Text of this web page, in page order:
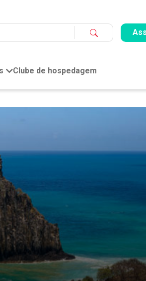
Clube de hospedagem